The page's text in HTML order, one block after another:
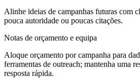
Alinhe ideias de campanhas futuras com
pouca autoridade ou poucas citações.
Notas de orçamento e equipa
Aloque orçamento por campanha para
ferramentas de outreach; mantenha uma
resposta rápida.